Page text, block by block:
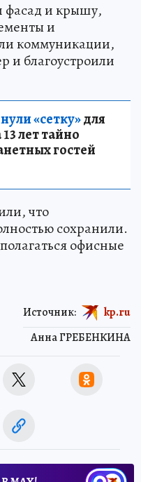
фасад и крышу,
и
коммуникации,
и благоустроили
«сетку»для
лет тайно
гостей
что
сохранили.
офисные
Анна ГРЕБЕНКИНА
Источник: kp.ru